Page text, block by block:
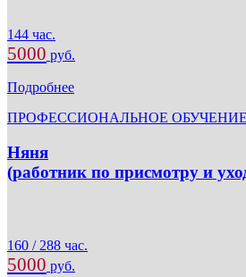
144 час.
5000 руб.
Подробнее
ПРОФЕССИОНАЛЬНОЕ ОБУЧЕНИЕ
Няня
(работник по присмотру и
160 / 288 час.
5000 руб.